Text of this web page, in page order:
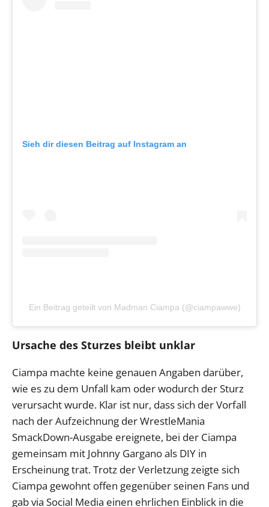
Sieh dir diesen Beitrag auf Instagram an
Ein Beitrag geteilt von Madman Ciampa (@ciampawwe)
Ursache des Sturzes bleibt unklar
Ciampa machte keine genauen Angaben darüber,
wie es zu dem Unfall kam oder wodurch der Sturz
verursacht wurde. Klar ist nur, dass sich der Vorfall
nach der Aufzeichnung der WrestleMania
SmackDown-Ausgabe ereignete, bei der Ciampa
gemeinsam mit Johnny Gargano als DIY in
Erscheinung trat. Trotz der Verletzung zeigte sich
Ciampa gewohnt offen gegenüber seinen Fans und
gab via Social Media einen ehrlichen Einblick in die